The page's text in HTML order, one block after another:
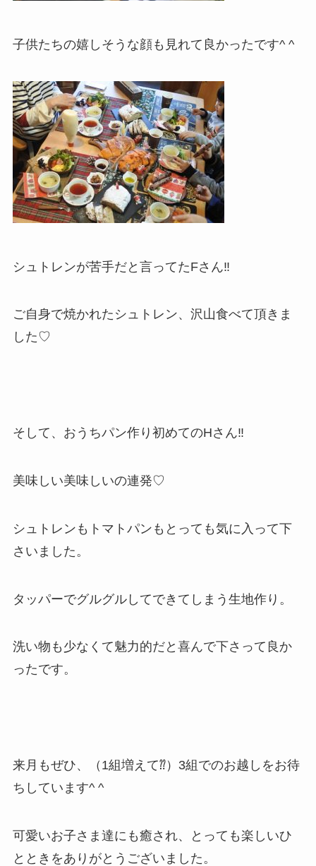
子供たちの嬉しそうな顔も見れて良かったです^ ^
シュトレンが苦手だと言ってたFさん‼︎
ご自身で焼かれたシュトレン、沢山食べて頂きま
した♡
そして、おうちパン作り初めてのHさん‼︎
美味しい美味しいの連発♡
シュトレンもトマトパンもとっても気に入って下
さいました。
タッパーでグルグルしてできてしまう生地作り。
洗い物も少なくて魅力的だと喜んで下さって良か
ったです。
来月もぜひ、（1組増えて⁇）3組でのお越しをお待
ちしています^ ^
可愛いお子さま達にも癒され、とっても楽しいひ
とときをありがとうございました。